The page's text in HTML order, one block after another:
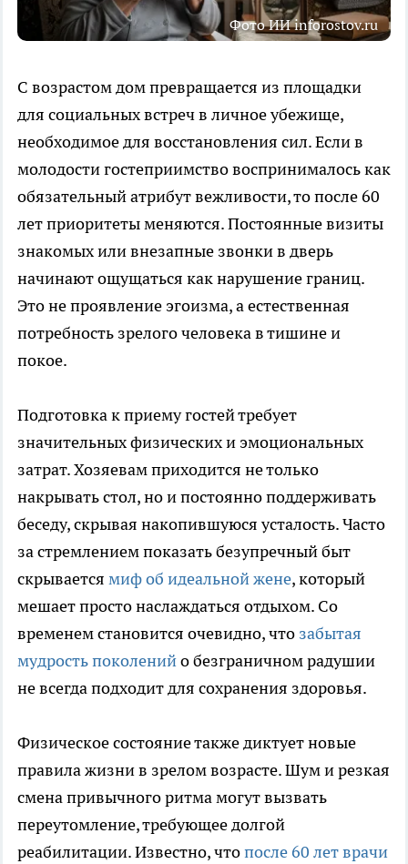
Фото ИИ inforostov.ru
С возрастом дом превращается из площадки
для социальных встреч в личное убежище,
необходимое для восстановления сил. Если в
молодости гостеприимство воспринималось как
обязательный атрибут вежливости, то после 60
лет приоритеты меняются. Постоянные визиты
знакомых или внезапные звонки в дверь
начинают ощущаться как нарушение границ.
Это не проявление эгоизма, а естественная
потребность зрелого человека в тишине и
покое.
Подготовка к приему гостей требует
значительных физических и эмоциональных
затрат. Хозяевам приходится не только
накрывать стол, но и постоянно поддерживать
беседу, скрывая накопившуюся усталость. Часто
за стремлением показать безупречный быт
скрывается миф об идеальной жене, который
мешает просто наслаждаться отдыхом. Со
временем становится очевидно, что забытая
мудрость поколенийо безграничном радушии
не всегда подходит для сохранения здоровья.
Физическое состояние также диктует новые
правила жизни в зрелом возрасте. Шум и резкая
смена привычного ритма могут вызвать
переутомление, требующее долгой
реабилитации. Известно, чтопосле 60 лет врачи